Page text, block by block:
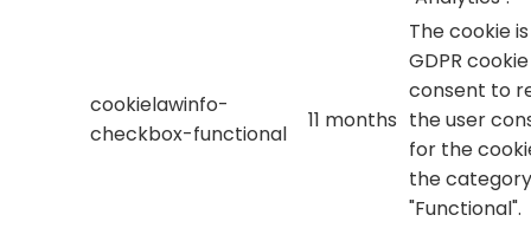
cookielawinfo-
checkbox-functional
11 months
The cookie
GDPR cookie
consent to
the user
for the
the category
"Functional".